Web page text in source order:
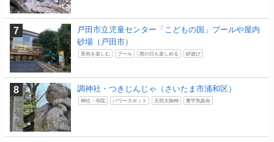
戸田市立児童センター「こどもの国」プールや屋内
砂場（戸田市）
景色を楽しむ プール 雨の日も楽しめる 砂遊び
調神社・つきじんじゃ（さいたま市浦和区）
神社・寺院 パワースポット 天照大御神 豊宇気姫命